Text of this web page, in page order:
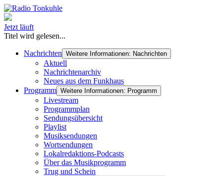
Jetzt läuft
Titel wird gelesen...
Nachrichten Weitere Informationen: Nachrichten
Aktuell
Nachrichtenarchiv
Neues aus dem Funkhaus
Programm Weitere Informationen: Programm
Livestream
Programmplan
Sendungsübersicht
Playlist
Musiksendungen
Wortsendungen
Lokalredaktions-Podcasts
Über das Musikprogramm
Trug und Schein